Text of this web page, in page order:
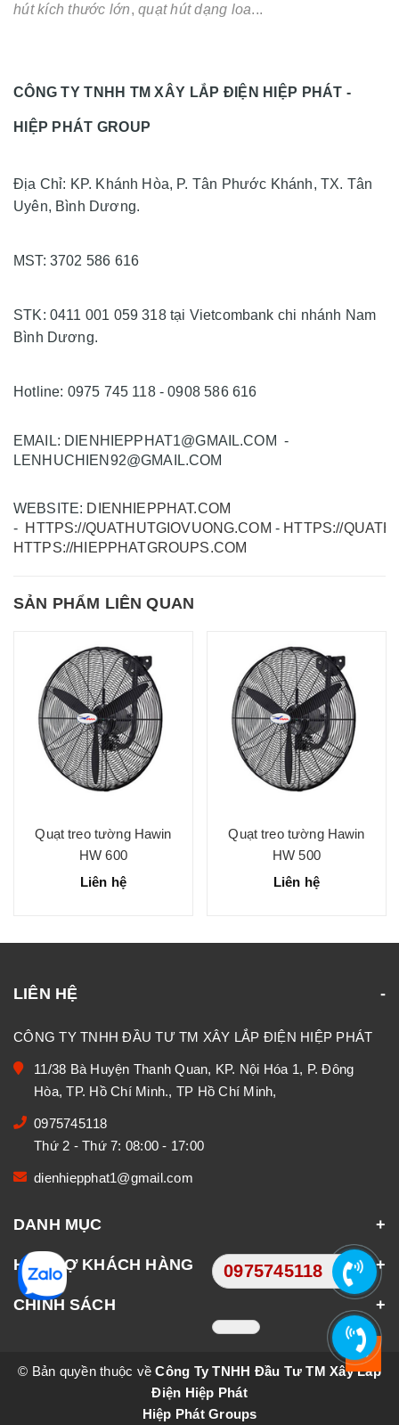
hút kích thước lớn, quạt hút dạng loa...
CÔNG TY TNHH TM XÂY LẮP ĐIỆN HIỆP PHÁT -
HIỆP PHÁT GROUP
Địa Chỉ: KP. Khánh Hòa, P. Tân Phước Khánh, TX. Tân
Uyên, Bình Dương.
MST: 3702 586 616
STK: 0411 001 059 318 tại Vietcombank chi nhánh Nam
Bình Dương.
Hotline: 0975 745 118 - 0908 586 616
EMAIL: DIENHIEPPHAT1@GMAIL.COM -
LENHUCHIEN92@GMAIL.COM
WEBSITE: DIENHIEPPHAT.COM
- HTTPS://QUATHUTGIOVUONG.COM - HTTPS://
HTTPS://HIEPPHATGROUPS.COM
SẢN PHẨM LIÊN QUAN
Quạt treo tường Hawin
HW 600
Liên hệ
Quạt treo tường Hawin
HW 500
Liên hệ
LIÊN HỆ
CÔNG TY TNHH ĐẦU TƯ TM XÂY LẮP ĐIỆN HIỆP PHÁT
11/38 Bà Huyện Thanh Quan, KP. Nội Hóa 1, P. Đông
Hòa, TP. Hồ Chí Minh., TP Hồ Chí Minh,
0975745118
Thứ 2 - Thứ 7: 08:00 - 17:00
dienhiepphat1@gmail.com
DANH MỤC
HỖ TRỢ KHÁCH HÀNG
CHÍNH SÁCH
© Bản quyền thuộc vềCông Ty TNHH Đầu Tư TM Xây Lắp
Điện Hiệp Phát
Hiệp Phát Groups
0975745118